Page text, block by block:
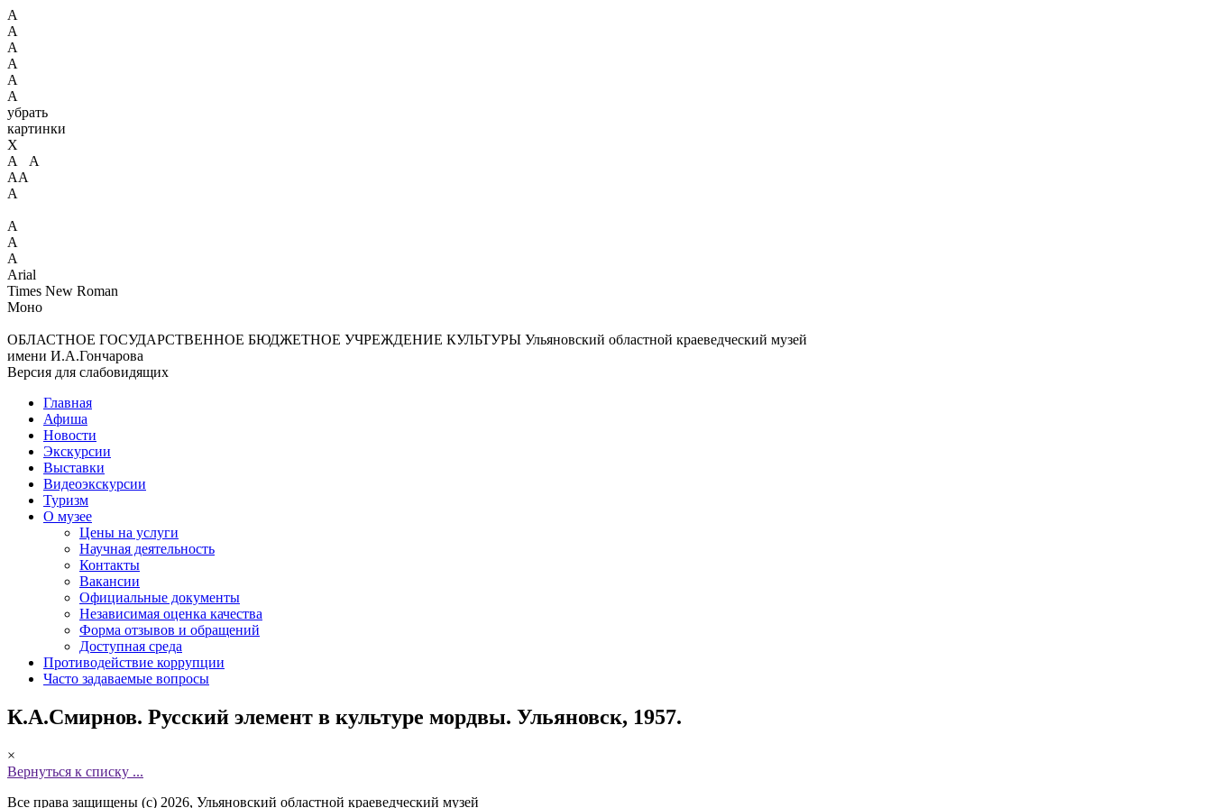
А
А
А
А
А
А
убрать
картинки
X
А А
АА
А
А
А
А
Arial
Times New Roman
Моно
ОБЛАСТНОЕ ГОСУДАРСТВЕННОЕ БЮДЖЕТНОЕ УЧРЕЖДЕНИЕ КУЛЬТУРЫ Ульяновский областной краеведческий музей
имени И.А.Гончарова
Версия для слабовидящих
Главная
Афиша
Новости
Экскурсии
Выставки
Видеоэкскурсии
Туризм
О музее
Цены на услуги
Научная деятельность
Контакты
Вакансии
Официальные документы
Независимая оценка качества
Форма отзывов и обращений
Доступная среда
Противодействие коррупции
Часто задаваемые вопросы
К.А.Смирнов. Русский элемент в культуре мордвы. Ульяновск, 1957.
×
Вернуться к списку ...
Все права защищены (с) 2026, Ульяновский областной краеведческий музей